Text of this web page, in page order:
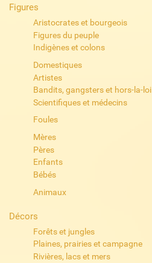
Figures
Aristocrates et bourgeois
Figures du peuple
Indigènes et colons
Domestiques
Artistes
Bandits, gangsters et hors-la-loi
Scientifiques et médecins
Foules
Mères
Pères
Enfants
Bébés
Animaux
Décors
Forêts et jungles
Plaines, prairies et campagne
Rivières, lacs et mers